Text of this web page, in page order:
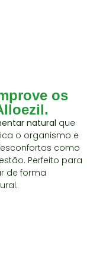
os
natural que
o organismo e
como
Perfeito para
de forma